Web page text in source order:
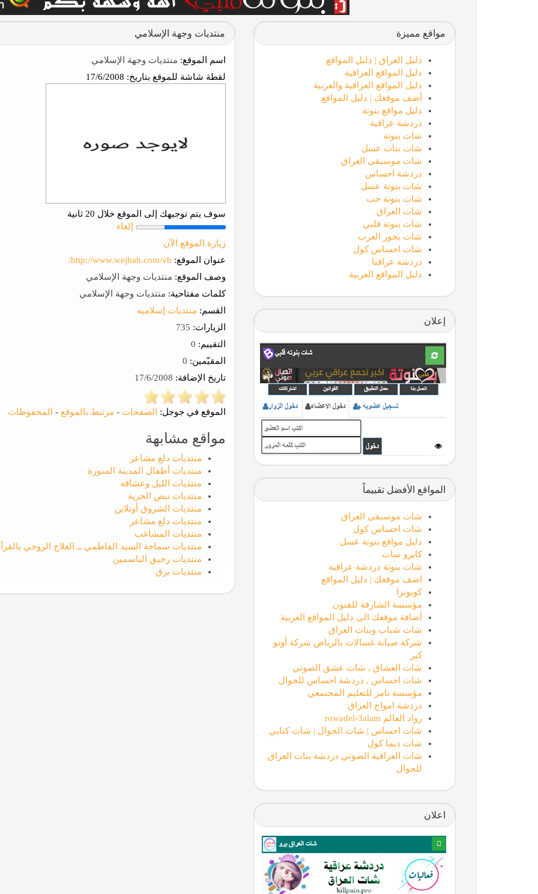
منتديات وجهة الإسلامي
اسم الموقع: منتديات وجهة الإسلامي
لقطة شاشة للموقع بتاريخ:
سوف يتم توجيهك إلى الموقع خلال 20 ثانية
إلغاء
زيارة الموقع الآن
عنوان الموقع: http://www.wejhah.com/vb/
وصف الموقع: منتديات وجهة الإسلامي
كلمات مفتاحية: منتديات وجهة الإسلامي
القسم: منتديات إسلاميه
الزيارات:
التقييم:
المقيّمين:
تاريخ الإضافة:
الموقع في جوجل: الصفحات - مرتبط بالموقع - المحفوظات
مواقع مشابهة
منتديات دلع مشاعر
منتديات أطفال المدينة المنورة
منتديات الليل وعشاقه
منتديات نبض الحرية
منتديات الشروق أونلاين
منتديات دلع مشاعر
منتديات المشاغب
منتديات سماحة السيد الفاطمي ــ العلاج الروحي
منتديات رحيق الياسمين
منتديات برق
مواقع مميزة
دليل العراق | دليل المواقع
دليل المواقع العراقية
دليل المواقع العراقية والعربية
أضف موقعك | دليل المواقع
دليل مواقع بنوتة
دردشة عراقية
شات بنوتة
شات بنات عسل
شات موسيقى العراق
دردشة احساس
شات بنوتة عسل
شات بنوتة حب
شات العراق
شات بنوتة قلبي
شات بحور العرب
شات احساس كول
دردشة عراقنا
دليل المواقع العربية
إعلان
المواقع الأفضل تقييماً
شات موسيقى العراق
شات احساس كول
دليل مواقع بنوتة عسل
كايرو سات
شات بنوتة دردشة عراقية
اضف موقعك | دليل المواقع
كوبونزا
مؤسسة الشارقة للفنون
أضافة موقعك الى دليل المواقع العربية
شات شباب وبنات العراق
شركة صيانة غسالات بالرياض شركة أوتو
كير
شات العشاق , شات عشق الصوتي
شات احساس , دردشة احساس للجوال
مؤسسة تامر للتعليم المجتمعي
دردشة امواج العراق
رواد العالم rowadel-3alam
شات احساس | شات الجوال | شات كتابي
شات ديما كول
شات العراقية الصوتي دردشة بنات العراق
للجوال
اعلان